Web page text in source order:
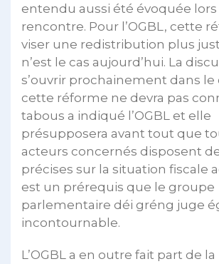
entendu aussi été évoquée
rencontre. Pour l’OGBL, cette
viser une redistribution plus
n’est le cas aujourd’hui. La
s’ouvrir prochainement dans le
cette réforme ne devra pas
tabous a indiqué l’OGBL et elle
présupposera avant tout que
acteurs concernés disposent
précises sur la situation fiscale
est un prérequis que le groupe
parlementaire déi gréng juge
incontournable.
L’OGBL a en outre fait part de